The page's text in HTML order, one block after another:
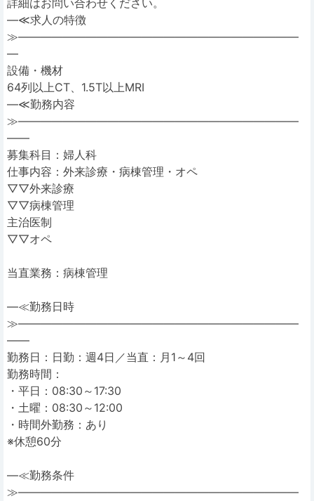
詳細はお問い合わせください。
―≪求人の特徴
≫―――――――――――――――――――――――――
―
設備・機材
64列以上CT、1.5T以上MRI
―≪勤務内容
≫―――――――――――――――――――――――――
――
募集科目：婦人科
仕事内容：外来診療・病棟管理・オペ
▽▽外来診療
▽▽病棟管理
主治医制
▽▽オペ
当直業務：病棟管理
―≪勤務日時
≫―――――――――――――――――――――――――
――
勤務日：日勤：週4日／当直：月1～4回
勤務時間：
・平日：08:30～17:30
・土曜：08:30～12:00
・時間外勤務：あり
※休憩60分
―≪勤務条件
≫―――――――――――――――――――――――――